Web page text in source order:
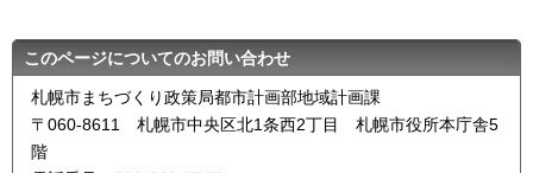
このページについてのお問い合わせ
札幌市まちづくり政策局都市計画部地域計画課
〒060-8611 札幌市中央区北1条西2丁目 札幌市役所本庁舎5
階